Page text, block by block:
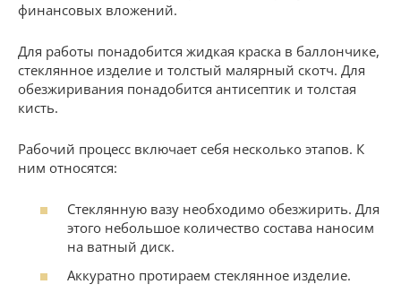
финансовых вложений.
Для работы понадобится жидкая краска в баллончике,
стеклянное изделие и толстый малярный скотч. Для
обезжиривания понадобится антисептик и толстая
кисть.
Рабочий процесс включает себя несколько этапов. К
ним относятся:
Стеклянную вазу необходимо обезжирить. Для
этого небольшое количество состава наносим
на ватный диск.
Аккуратно протираем стеклянное изделие.